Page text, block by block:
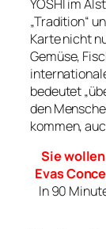
YOSHI im
„Tradition“
Karte nicht
Gemüse,
bedeutet
den
kommen,
Sie
Evas
In 90